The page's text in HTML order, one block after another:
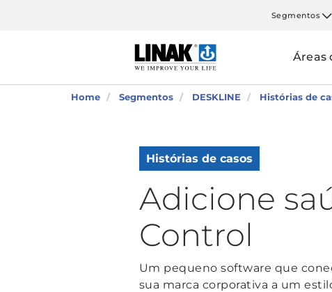
Segmentos
Áreas
Home Segmentos DESKLINE Histórias de
Histórias de casos
Adicione
Control
Um pequeno software que
sua marca corporativa a um